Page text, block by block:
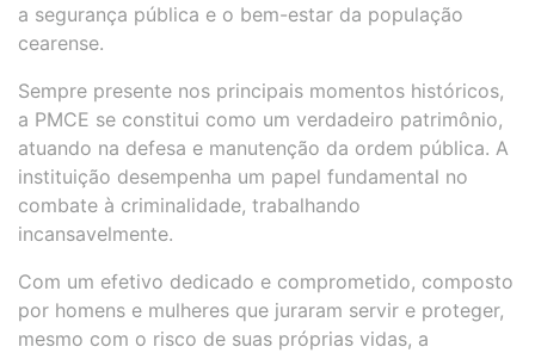
a segurança pública e o bem-estar da população
cearense.
Sempre presente nos principais momentos históricos,
a PMCE se constitui como um verdadeiro patrimônio,
atuando na defesa e manutenção da ordem pública. A
instituição desempenha um papel fundamental no
combate à criminalidade, trabalhando
incansavelmente.
Com um efetivo dedicado e comprometido, composto
por homens e mulheres que juraram servir e proteger,
mesmo com o risco de suas próprias vidas, a